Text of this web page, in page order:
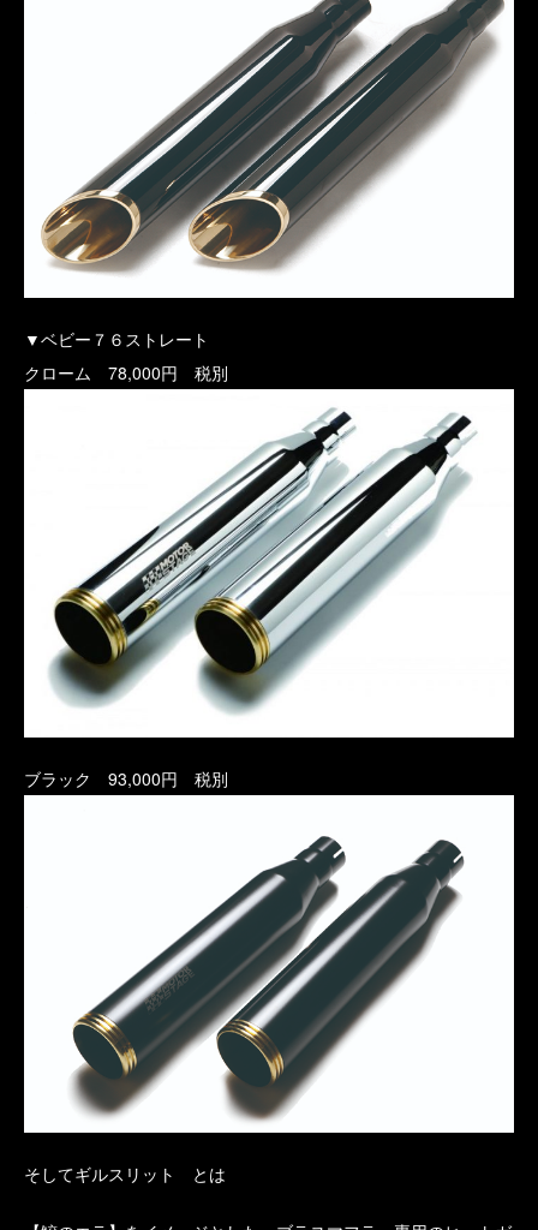
▼ベビー７６ストレート
クローム 78,000円 税別
ブラック 93,000円 税別
そしてギルスリット とは